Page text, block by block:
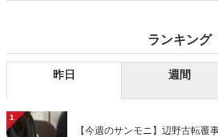
ランキング
昨日 週間
1
【今週のサンモニ】辺野古転覆